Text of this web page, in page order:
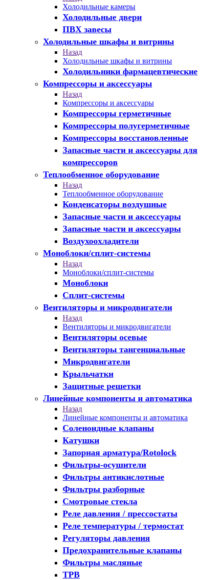
Холодильные камеры
Холодильные двери
ПВХ завесы
Холодильные шкафы и витрины
Назад
Холодильные шкафы и витрины
Холодильники фармацевтические
Компрессоры и аксессуары
Назад
Компрессоры и аксессуары
Компрессоры герметичные
Компрессоры полугерметичные
Компрессоры восстановленные
Запасные части и аксессуары для
компрессоров
Теплообменное оборудование
Назад
Теплообменное оборудование
Конденсаторы воздушные
Запасные части и аксессуары
Запасные части и аксессуары
Воздухоохладители
Моноблоки/сплит-системы
Назад
Моноблоки/сплит-системы
Моноблоки
Сплит-системы
Вентиляторы и микродвигатели
Назад
Вентиляторы и микродвигатели
Вентиляторы осевые
Вентиляторы тангенциальные
Микродвигатели
Крыльчатки
Защитные решетки
Линейные компоненты и автоматика
Назад
Линейные компоненты и автоматика
Соленоидные клапаны
Катушки
Запорная арматура/Rotolock
Фильтры-осушители
Фильтры антикислотные
Фильтры разборные
Смотровые стекла
Реле давления / прессостаты
Реле температуры / термостат
Регуляторы давления
Предохранительные клапаны
Фильтры масляные
ТРВ